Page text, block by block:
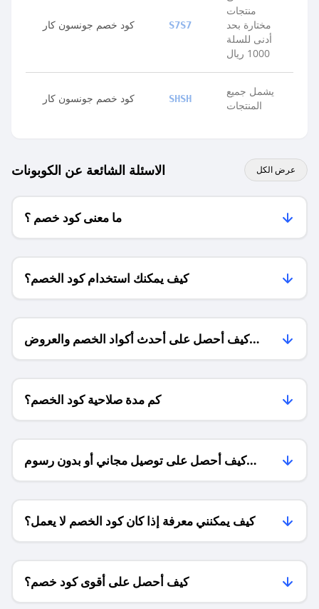
كود خصم جونسون كار S7S7
منتجات
مختارة بحد
أدنى للسلة
1000 ريال
كود خصم جونسون كار SHSH
يشمل جميع
المنتجات
الاسئلة الشائعة عن الكوبونات عرض الكل
ما معنى كود خصم ؟
كيف يمكنك استخدام كود الخصم؟
كيف أحصل على أحدث أكواد الخصم والعروض
للمتاجر؟
كم مدة صلاحية كود الخصم؟
كيف أحصل على توصيل مجاني أو بدون رسوم
الشحن ؟
كيف يمكنني معرفة إذا كان كود الخصم لا يعمل؟
كيف أحصل على أقوى كود خصم؟